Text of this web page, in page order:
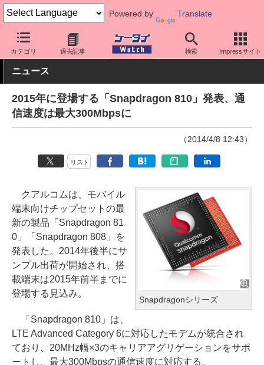
Powered by Translate
カテゴリ 過去記事 検索 Impressサイト
ケータイ Watch 最新技術/その他 チップセット
ニュース
2015年に登場する「Snapdragon 810」発表、通
信速度は最大300Mbpsに
（2014/4/8 12:43）
リスト
Snapdragonシリーズ
クアルコムは、モバイル
端末向けチップセットの最
新の製品「Snapdragon 81
0」「Snapdragon 808」を
発表した。2014年後半にサ
ンプル出荷が開始され、搭
載端末は2015年前半までに
登場する見込み。
「Snapdragon 810」は、
LTE Advanced Category 6に対応したモデムが統合され
ており、20MHz幅×3のキャリアアグリゲーションをサポ
ートし、最大300Mbpsの通信速度に対応する。